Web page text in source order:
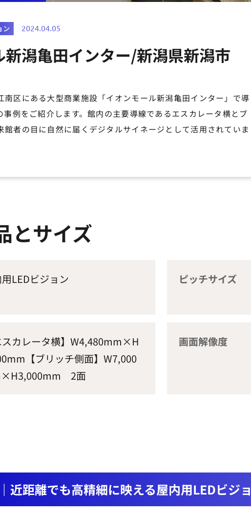
ン 2024.04.05
新潟亀田インター/新潟県新潟市
南区にある大型商業施設「イオンモール新潟亀田インター」で導
事例をご紹介します。館内の主要導線であるエスカレータ横とブ
館者の目に自然に届くデジタルサイネージとして活用されていま
とサイズ
LEDビジョン ピッチサイズ
スカレータ横】W4,480mm×H
【ブリッチ側面】W7,000
2面
画面解像度
近距離でも高精細に映える屋内用LEDビジ